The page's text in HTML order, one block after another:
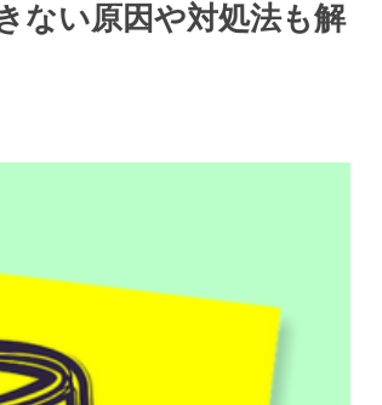
ない原因や対処法も解